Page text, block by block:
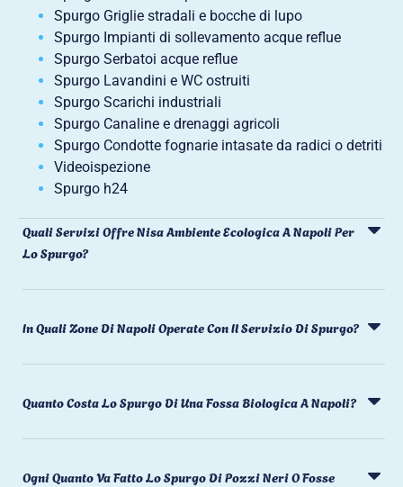
Spurgo Griglie stradali e bocche di lupo
Spurgo Impianti di sollevamento acque reflue
Spurgo Serbatoi acque reflue
Spurgo Lavandini e WC ostruiti
Spurgo Scarichi industriali
Spurgo Canaline e drenaggi agricoli
Spurgo Condotte fognarie intasate da radici o detriti
Videoispezione
Spurgo h24
Quali Servizi Offre Nisa Ambiente Ecologica A Napoli Per
Lo Spurgo?
In Quali Zone Di Napoli Operate Con Il Servizio Di Spurgo?
Quanto Costa Lo Spurgo Di Una Fossa Biologica A Napoli?
Ogni Quanto Va Fatto Lo Spurgo Di Pozzi Neri O Fosse